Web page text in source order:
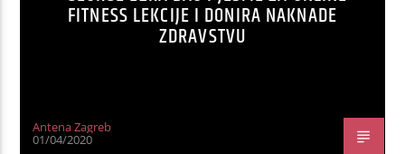
FITNESS LEKCIJE I DONIRA NAKNADE
ZDRAVSTVU
Antena Zagreb
01/04/2020